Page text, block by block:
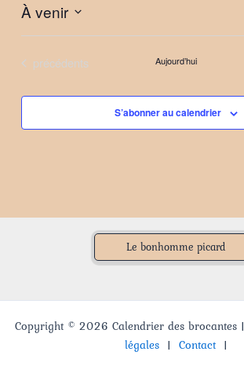
À venir
Sélectionnez
date.Évènements
précédents Aujourd’hui
S’abonner au calendrier
Le bonhomme picard
Copyright © 2026 Calendrier des brocantes |
légales| Contact|